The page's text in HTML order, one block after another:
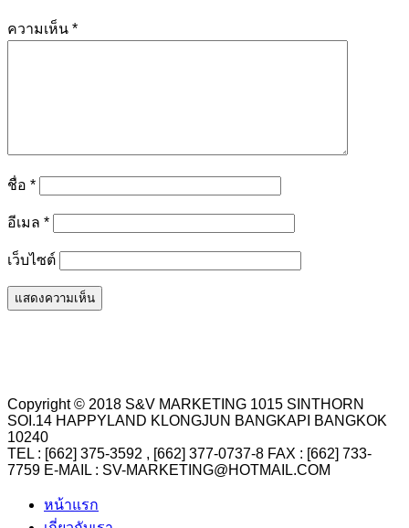
ความเห็น *
ชื่อ *
อีเมล *
เว็บไซต์
Copyright © 2018 S&V MARKETING 1015 SINTHORN
SOI.14 HAPPYLAND KLONGJUN BANGKAPI BANGKOK
10240
TEL : [662] 375-3592 , [662] 377-0737-8 FAX : [662] 733-
7759 E-MAIL : SV-MARKETING@HOTMAIL.COM
หน้าแรก